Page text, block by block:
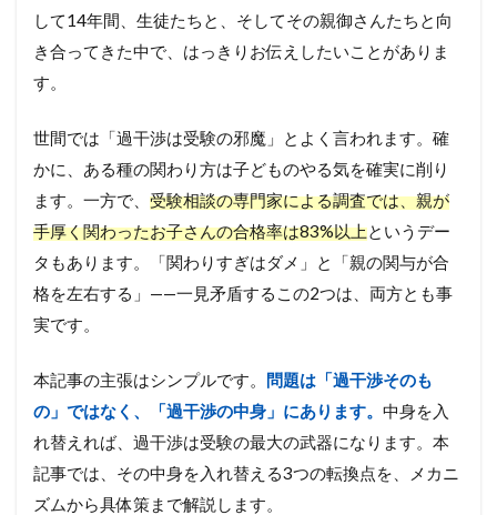
して14年間、生徒たちと、そしてその親御さんたちと向
き合ってきた中で、はっきりお伝えしたいことがありま
す。
世間では「過干渉は受験の邪魔」とよく言われます。確
かに、ある種の関わり方は子どものやる気を確実に削り
ます。一方で、 受験相談の専門家による調査では、親が
手厚く関わったお子さんの合格率は83%以上というデー
タもあります。「関わりすぎはダメ」と「親の関与が合
格を左右する」——一見矛盾するこの2つは、両方とも事
実です。
本記事の主張はシンプルです。 問題は「過干渉そのも
の」ではなく、「過干渉の中身」にあります。 中身を入
れ替えれば、過干渉は受験の最大の武器になります。本
記事では、その中身を入れ替える3つの転換点を、メカニ
ズムから具体策まで解説します。